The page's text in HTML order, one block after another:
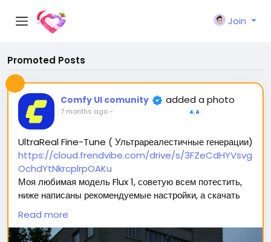
Join
Promoted Posts
Comfy UI comunity added a photo
7 months ago- 4.4
UltraReal Fine-Tune ( Ультрареалестичные генерации)
https://cloud.frendvibe.com/drive/s/3FZeCdHYVsvg
OchdYtNkrcplrpOAKu
Моя любимая модель Flux 1, советую всем потестить,
ниже написаны рекомендуемые настройки, а скачать
можно перейдя по ссылке (сайт безопасен, это наше
облако. Модели будут обновляться, но ссылка
останется прежней) 🥰
Read more